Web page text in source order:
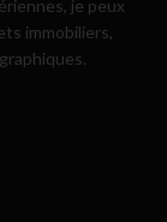
je peux
immobiliers,